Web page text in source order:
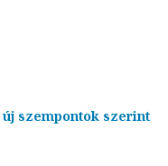
szempontok szerint